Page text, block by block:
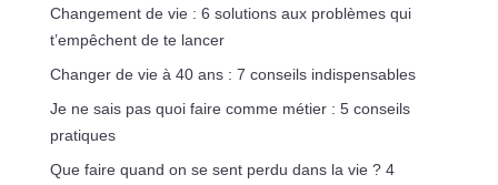
Changement de vie : 6 solutions aux problèmes qui
t’empêchent de te lancer
Changer de vie à 40 ans : 7 conseils indispensables
Je ne sais pas quoi faire comme métier : 5 conseils
pratiques
Que faire quand on se sent perdu dans la vie ? 4